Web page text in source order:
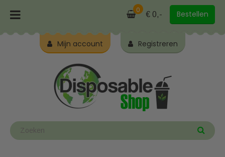
0 € 0,- Bestellen
Mijn account Registreren